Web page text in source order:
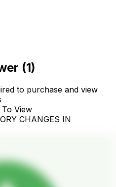
(1)
to purchase and view
View
CHANGES IN